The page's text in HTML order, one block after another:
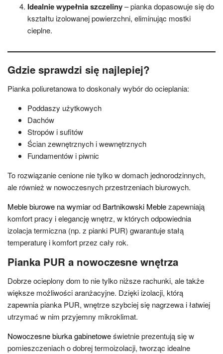
Idealnie wypełnia szczeliny– pianka dopasowuje się do
kształtu izolowanej powierzchni, eliminując mostki
cieplne.
Gdzie sprawdzi się najlepiej?
Pianka poliuretanowa to doskonały wybór do ocieplania:
Poddaszy użytkowych
Dachów
Stropów i sufitów
Ścian zewnętrznych i wewnętrznych
Fundamentów i piwnic
To rozwiązanie cenione nie tylko w domach jednorodzinnych,
ale również w nowoczesnych przestrzeniach biurowych.
Meble biurowe na wymiarod Bartnikowski Meblezapewniają
komfort pracy i elegancję wnętrz, w których odpowiednia
izolacja termiczna (np. z pianki PUR) gwarantuje stałą
temperaturę i komfort przez cały rok.
Pianka PUR a nowoczesne wnętrza
Dobrze ocieplony dom to nie tylko niższe rachunki, ale także
większe możliwości aranżacyjne. Dzięki izolacji, którą
zapewnia pianka PUR, wnętrze szybciej się nagrzewa i łatwiej
utrzymać w nim przyjemny mikroklimat.
Nowoczesne biurka gabinetoweświetnie prezentują się w
pomieszczeniach o dobrej termoizolacji, tworząc idealne